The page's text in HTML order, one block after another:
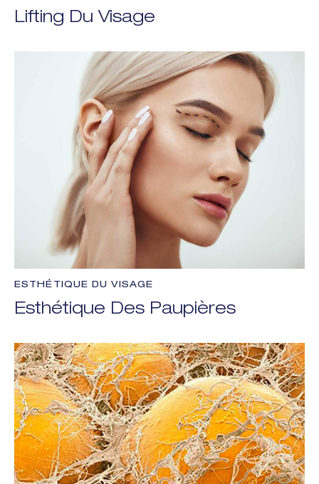
Lifting Du Visage
Esthétique Des Paupières
ESTHÉTIQUE DU VISAGE